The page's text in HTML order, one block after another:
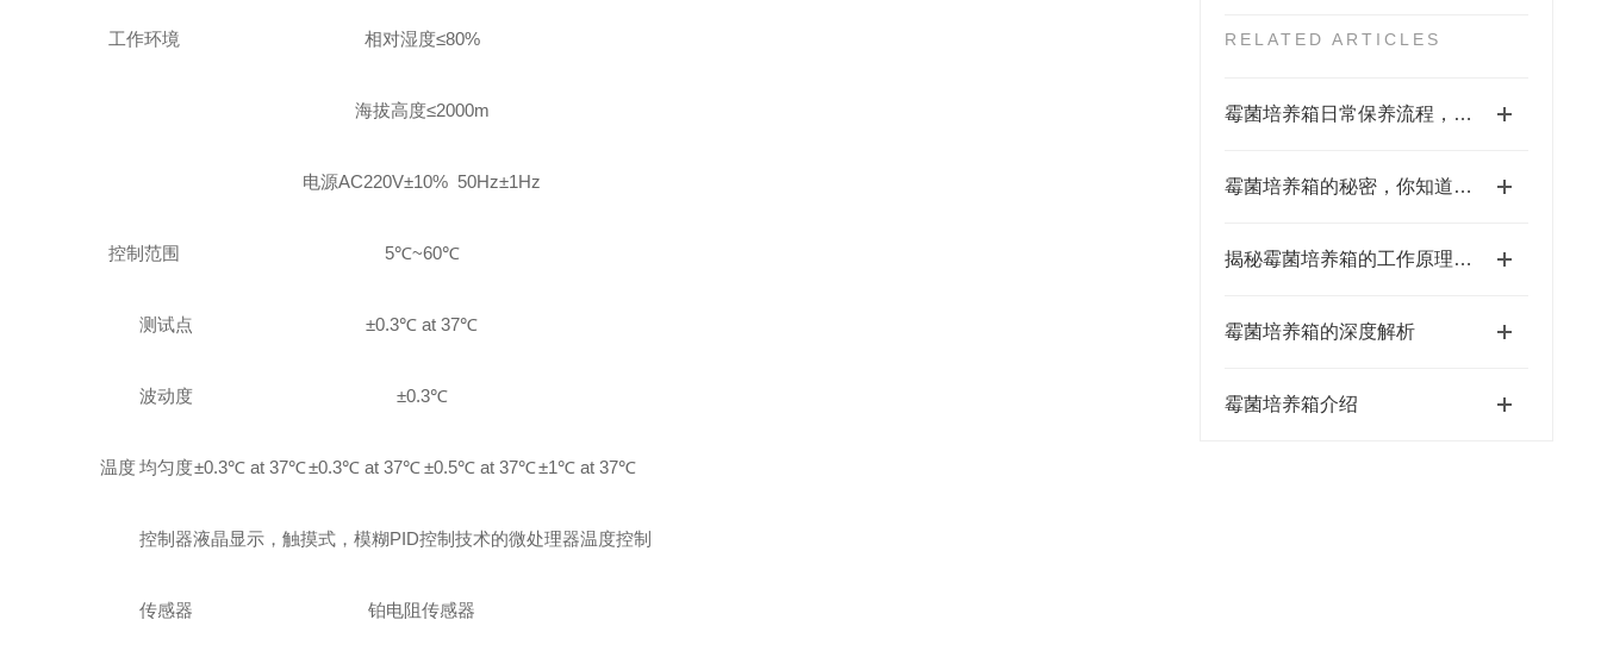
RELATED ARTICLES
霉菌培养箱日常保养流程，减少污染延长设备使用周期
霉菌培养箱的秘密，你知道吗？
揭秘霉菌培养箱的工作原理与温度湿度控制
霉菌培养箱的深度解析
霉菌培养箱介绍
工作环境 相对湿度≤80%
海拔高度≤2000m
电源AC220V±10% 50Hz±1Hz
控制范围 5℃~60℃
温度
测试点 ±0.3℃ at 37℃
波动度 ±0.3℃
均匀度±0.3℃ at 37℃±0.3℃ at 37℃±0.5℃ at 37℃±1℃ at 37℃
控制器液晶显示，触摸式，模糊PID控制技术的微处理器温度控制
传感器 铂电阻传感器